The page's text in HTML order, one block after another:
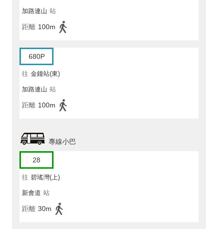
加路連山 站
距離 100m
680P
往 金鐘站(東)
加路連山 站
距離 100m
專線小巴
28
往 碧瑤灣(上)
新會道 站
距離 30m